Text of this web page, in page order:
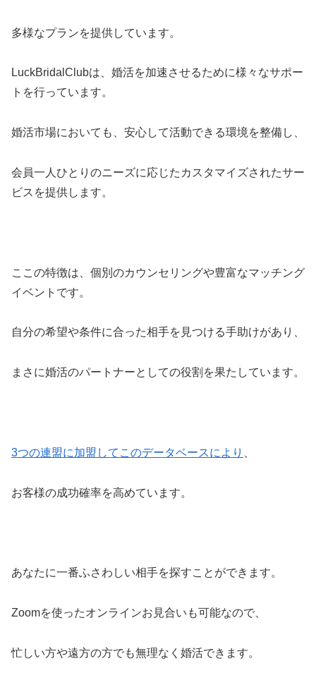
多様なプランを提供しています。
LuckBridalClubは、婚活を加速させるために様々なサポー
トを行っています。
婚活市場においても、安心して活動できる環境を整備し、
会員一人ひとりのニーズに応じたカスタマイズされたサー
ビスを提供します。
ここの特徴は、個別のカウンセリングや豊富なマッチング
イベントです。
自分の希望や条件に合った相手を見つける手助けがあり、
まさに婚活のパートナーとしての役割を果たしています。
3つの連盟に加盟してこのデータベースにより
お客様の成功確率を高めています。
あなたに一番ふさわしい相手を探すことができます。
Zoomを使ったオンラインお見合いも可能なので、
忙しい方や遠方の方でも無理なく婚活できます。